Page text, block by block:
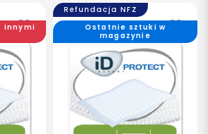
innymi
Refundacja NFZ
Ostatnie sztuki w
magazynie